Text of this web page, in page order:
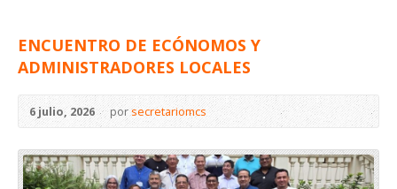
ENCUENTRO DE ECÓNOMOS Y
ADMINISTRADORES LOCALES
6 julio, 2026 porsecretariomcs